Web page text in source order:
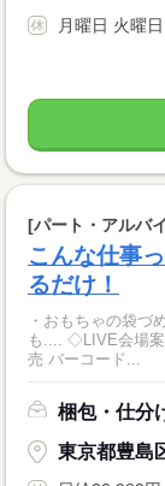
月曜日 火曜
[パート・アルバ
こんな仕事
るだけ！
・おもちゃの袋づ
も.... ◇LIVE会場案内 会場までの誘導や会場内での案内 ◇ｸﾞｯｽﾞ販
売 バーコード...
梱包・仕分
東京都豊島